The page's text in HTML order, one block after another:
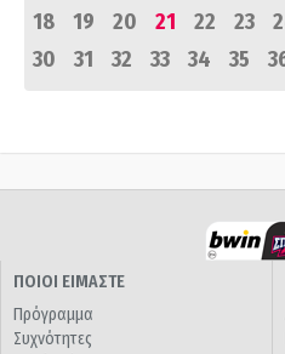
18
19 20 21 22 23
30
31 32 33 34 35
ΠΟΙΟΙ ΕΙΜΑΣΤΕ
Πρόγραμμα
Συχνότητες